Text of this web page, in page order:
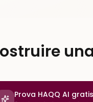
Prova HAQQ AI gratis